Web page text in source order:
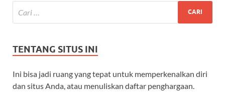
TENTANG SITUS INI
Ini bisa jadi ruang yang tepat untuk memperkenalkan diri
dan situs Anda, atau menuliskan daftar penghargaan.